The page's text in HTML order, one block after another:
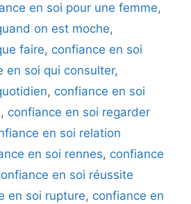
en soi pour une femme,
on est moche,
faire, confiance en soi
en soi qui consulter,
, confiance en soi
, confiance en soi regarder
en soi relation
en soi rennes, confiance
en soi réussite
en soi rupture, confiance en